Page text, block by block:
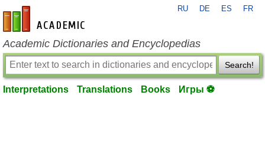
en-academic.com
RU DE ES FR
Academic Dictionaries and Encyclopedias
Search!
Interpretations Translations Books Игры ⚽